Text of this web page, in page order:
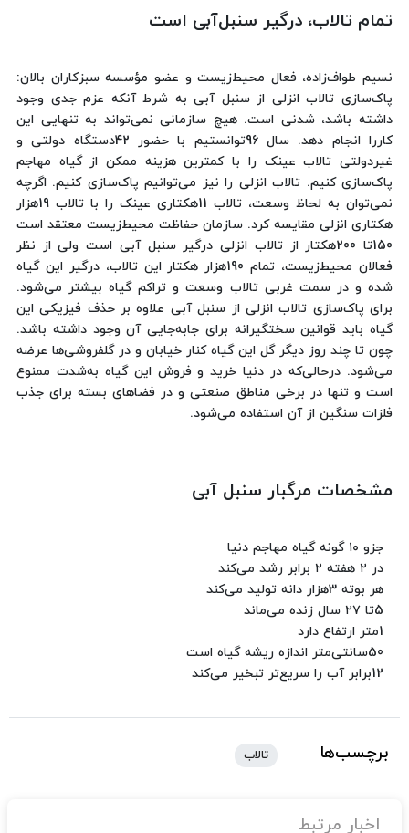
تمام تالاب، درگیر سنبل‌آبی است
نسیم طواف‌زاده، فعال محیط‌زیست و عضو مؤسسه سبزکاران بالان:
پاک‌سازی تالاب انزلی از سنبل آبی به شرط آنکه عزم جدی وجود
داشته باشد، شدنی است. هیچ سازمانی نمی‌تواند به تنهایی این
کاررا انجام دهد. سال 96توانستیم با حضور 42دستگاه دولتی و
غیردولتی تالاب عینک را با کمترین هزینه ممکن از گیاه مهاجم
پاک‌سازی کنیم. تالاب انزلی را نیز می‌توانیم پاک‌سازی کنیم. اگرچه
نمی‌توان به لحاظ وسعت، تالاب 11هکتاری عینک را با تالاب 19هزار
هکتاری انزلی مقایسه کرد. سازمان حفاظت محیط‌زیست معتقد است
150تا 200هکتار از تالاب انزلی درگیر سنبل آبی است ولی از نظر
فعالان محیط‌زیست، تمام 190هزار هکتار این تالاب، درگیر این گیاه
شده و در سمت غربی تالاب وسعت و تراکم گیاه بیشتر می‌شود.
برای پاک‌سازی تالاب انزلی از سنبل آبی علاوه بر حذف فیزیکی این
گیاه باید قوانین سختگیرانه برای جابه‌جایی آن وجود داشته باشد.
چون تا چند روز دیگر گل این گیاه کنار خیابان و در گلفروشی‌ها عرضه
می‌شود. درحالی‌که در دنیا خرید و فروش این گیاه به‌شدت ممنوع
است و تنها در برخی مناطق صنعتی و در فضاهای بسته برای جذب
فلزات سنگین از آن استفاده می‌شود.
مشخصات مرگبار سنبل آبی
جزو ۱۰ گونه گیاه مهاجم دنیا
در ۲ هفته ۲ برابر رشد می‌کند
هر بوته 3هزار دانه تولید می‌کند
برچسب‌ها تالاب
اخبار مرتبط